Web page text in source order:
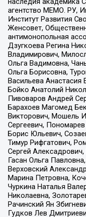
агентство МЕМО. РУ,
Институт Развития
Женсовет,
антимонопольная
Дзугкоева Регина
Владимирович,
Ольга Вадимовна,
Ольга Борисовна,
Васильева Анастасия
Бойко Анатолий
Пивоваров Андрей
Барахоев Магомед
Викторович, Мошель
Сергеевич,
Борис Юльевич,
Тимур Рифгатович,
Сергей
Гасан Ольга
Верховский
Марина Петровна,
Чуркина Наталья
Николаевна,
Рачинский Ян
Гудков Лев